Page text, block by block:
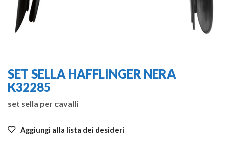
SET SELLA HAFFLINGER NERA
K32285
set sella per cavalli
Aggiungi alla lista dei desideri